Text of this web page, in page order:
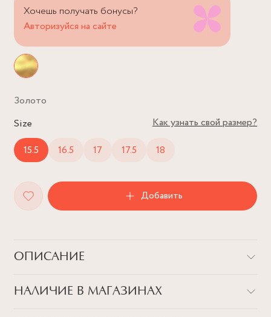
Хочешь получать бонусы?
Авторизуйся на сайте
Золото
Size
15.5
16.5 17 17.5 18
Как узнать свой размер?
Добавить
ОПИСАНИЕ
чтобы добавить улыбчивую изюминку образу.
НАЛИЧИЕ В МАГАЗИНАХ